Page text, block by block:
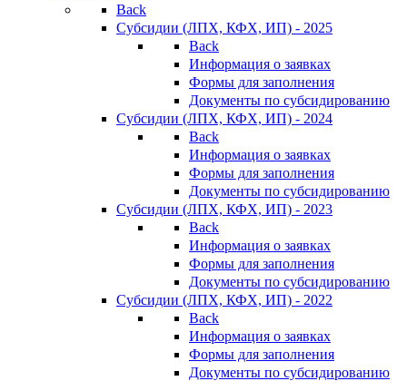
Back
Субсидии (ЛПХ, КФХ, ИП) - 2025
Back
Информация о заявках
Формы для заполнения
Документы по субсидированию
Субсидии (ЛПХ, КФХ, ИП) - 2024
Back
Информация о заявках
Формы для заполнения
Документы по субсидированию
Субсидии (ЛПХ, КФХ, ИП) - 2023
Back
Информация о заявках
Формы для заполнения
Документы по субсидированию
Субсидии (ЛПХ, КФХ, ИП) - 2022
Back
Информация о заявках
Формы для заполнения
Документы по субсидированию